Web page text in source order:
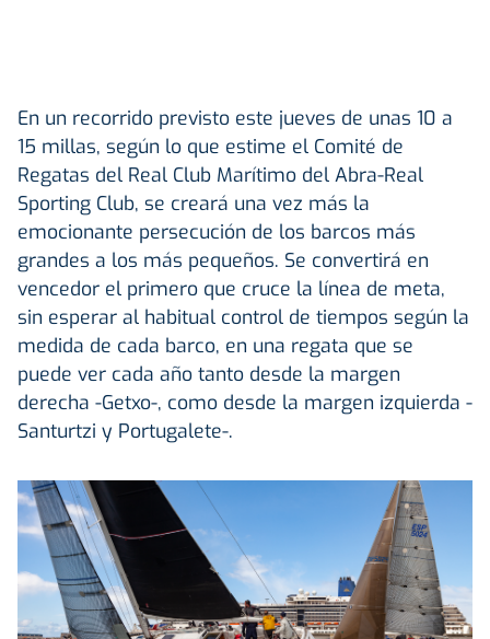
En un recorrido previsto este jueves de unas 10 a
15 millas, según lo que estime el Comité de
Regatas del Real Club Marítimo del Abra-Real
Sporting Club, se creará una vez más la
emocionante persecución de los barcos más
grandes a los más pequeños. Se convertirá en
vencedor el primero que cruce la línea de meta,
sin esperar al habitual control de tiempos según la
medida de cada barco, en una regata que se
puede ver cada año tanto desde la margen
derecha -Getxo-, como desde la margen izquierda -
Santurtzi y Portugalete-.